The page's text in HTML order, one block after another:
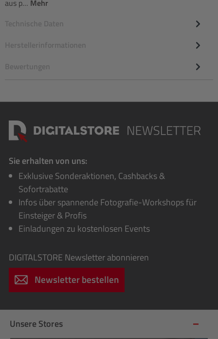
aus p… Mehr
Technische Daten
Herstellerinformationen
Bewertungen
Sie erhalten von uns:
Exklusive Sonderaktionen, Cashbacks &
Sofortrabatte
Infos über spannende Fotografie-Workshops für
Einsteiger & Profis
Einladungen zu kostenlosen Events
DIGITALSTORE Newsletter abonnieren
Newsletter bestellen
Unsere Stores